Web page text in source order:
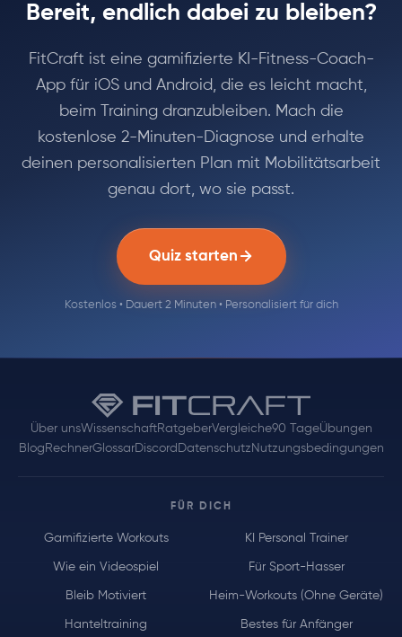
Bereit, endlich dabei zu bleiben?
FitCraft ist eine gamifizierte KI-Fitness-Coach-
App für iOS und Android, die es leicht macht,
beim Training dranzubleiben. Mach die
kostenlose 2-Minuten-Diagnose und erhalte
deinen personalisierten Plan mit Mobilitätsarbeit
genau dort, wo sie passt.
Quiz starten
Kostenlos • Dauert 2 Minuten • Personalisiert für dich
Über unsWissenschaftRatgeberVergleiche90 TageÜbungen
Blog RechnerGlossarDiscord Datenschutz Nutzungsbedingungen
FÜR DICH
Gamifizierte Workouts KI Personal Trainer
Wie ein Videospiel Für Sport-Hasser
Bleib Motiviert Heim-Workouts (Ohne Geräte)
Hanteltraining Bestes für Anfänger